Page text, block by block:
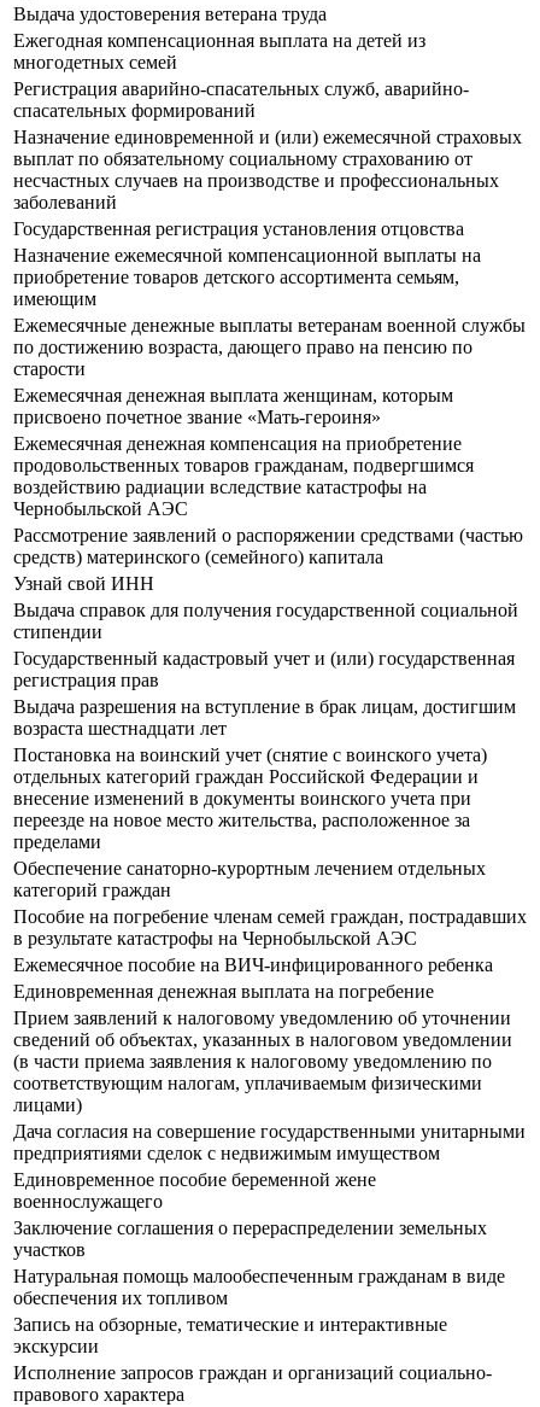
Выдача удостоверения ветерана труда
Ежегодная компенсационная выплата на детей из
многодетных семей
Регистрация аварийно-спасательных служб, аварийно-
спасательных формирований
Назначение единовременной и (или) ежемесячной страховых
выплат по обязательному социальному страхованию от
несчастных случаев на производстве и профессиональных
заболеваний
Государственная регистрация установления отцовства
Назначение ежемесячной компенсационной выплаты на
приобретение товаров детского ассортимента семьям,
имеющим
Ежемесячные денежные выплаты ветеранам военной службы
по достижению возраста, дающего право на пенсию по
старости
Ежемесячная денежная выплата женщинам, которым
присвоено почетное звание «Мать-героиня»
Ежемесячная денежная компенсация на приобретение
продовольственных товаров гражданам, подвергшимся
воздействию радиации вследствие катастрофы на
Чернобыльской АЭС
Рассмотрение заявлений о распоряжении средствами (частью
средств) материнского (семейного) капитала
Узнай свой ИНН
Выдача справок для получения государственной социальной
стипендии
Государственный кадастровый учет и (или) государственная
регистрация прав
Выдача разрешения на вступление в брак лицам, достигшим
возраста шестнадцати лет
Постановка на воинский учет (снятие с воинского учета)
отдельных категорий граждан Российской Федерации и
внесение изменений в документы воинского учета при
переезде на новое место жительства, расположенное за
пределами
Обеспечение санаторно-курортным лечением отдельных
категорий граждан
Пособие на погребение членам семей граждан, пострадавших
в результате катастрофы на Чернобыльской АЭС
Ежемесячное пособие на ВИЧ-инфицированного ребенка
Единовременная денежная выплата на погребение
Прием заявлений к налоговому уведомлению об уточнении
сведений об объектах, указанных в налоговом уведомлении
(в части приема заявления к налоговому уведомлению по
соответствующим налогам, уплачиваемым физическими
лицами)
Дача согласия на совершение государственными унитарными
предприятиями сделок с недвижимым имуществом
Единовременное пособие беременной жене
военнослужащего
Заключение соглашения о перераспределении земельных
участков
Натуральная помощь малообеспеченным гражданам в виде
обеспечения их топливом
Запись на обзорные, тематические и интерактивные
экскурсии
Исполнение запросов граждан и организаций социально-
правового характера